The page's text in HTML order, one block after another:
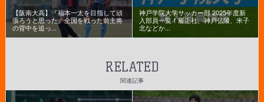
【阪南大高】『福本一太を目指して頑
張ろうと思った』全国を戦った前主将
の背中を追っ...
神戸学院大学サッカー部 2025年度新
入部員一覧！履正社、神戸弘陵、米子
北などか...
RELATED
関連記事